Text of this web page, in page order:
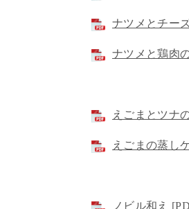
ナツメとチー
ナツメと鶏肉
えごまとツナ
えごまの蒸し
ノビル和え